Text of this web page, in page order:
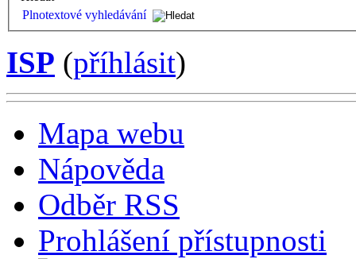
Plnotextové vyhledávání
ISP (příhlásit)
Mapa webu
Nápověda
Odběr RSS
Prohlášení přístupnosti